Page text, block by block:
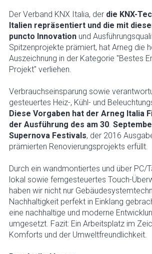
Der Verband KNX Italia, der die KNX-
Italien repräsentiert und die mit
puncto Innovation und
Spitzenprojekte prämiert, hat Arneg die
Auszeichnung in der Kategorie "Bestes
Projekt" verliehen.
Verbrauchseinsparung sowie
gesteuertes Heiz-, Kühl- und
Diese Vorgaben hat der Arneg Italia
der Ausführung des am 30.
Supernova Festivals, der 2016
prämierten Renovierungsprojekts erfüllt.
Durch ein wandmontiertes und über PC/
lokal sowie ferngesteuertes Touch-
haben wir nicht nur
Nachhaltigkeit perfekt in Einklang
eine nachhaltige und moderne
umgesetzt. Fazit: Ein Arbeitsplatz im
Komforts und der Umweltfreundlichkeit.